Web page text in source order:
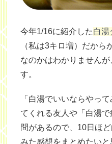
今年1/16に紹介した白湯
（私は3キロ増）だから
なのかはわかりません
す。
「白湯でいいならやっ
てくれる友人や「白湯
問があるので、10日ほ
みた感想をまとめたいと